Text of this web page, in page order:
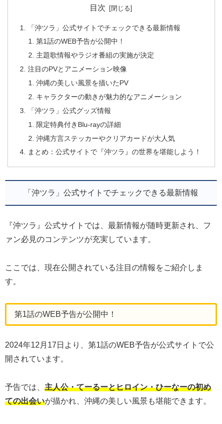
目次
「沖ツラ」公式サイトでチェックできる最新情報
第1話のWEB予告が公開中！
主題歌情報やラジオ番組の実施が決定
注目のPVとアニメーション映像
沖縄の美しい風景を描いたPV
キャラクターの動きが魅力的なアニメーション
「沖ツラ」公式グッズ情報
限定特典付きBlu-rayの詳細
沖縄方言ステッカーやクリアカードが大人気
まとめ：公式サイトで『沖ツラ』の世界を堪能しよう！
「沖ツラ」公式サイトでチェックできる最新情報
『沖ツラ』公式サイトでは、最新情報が随時更新され、フ
ァン必見のコンテンツが充実しています。
ここでは、現在公開されている注目の情報をご紹介しま
す。
第1話のWEB予告が公開中！
2024年12月17日より、第1話のWEB予告が公式サイトで公
開されています。
予告では、 主人公・てーるーとヒロイン・ひーなーの初め
ての出会いが描かれ、沖縄の美しい風景も堪能できます。